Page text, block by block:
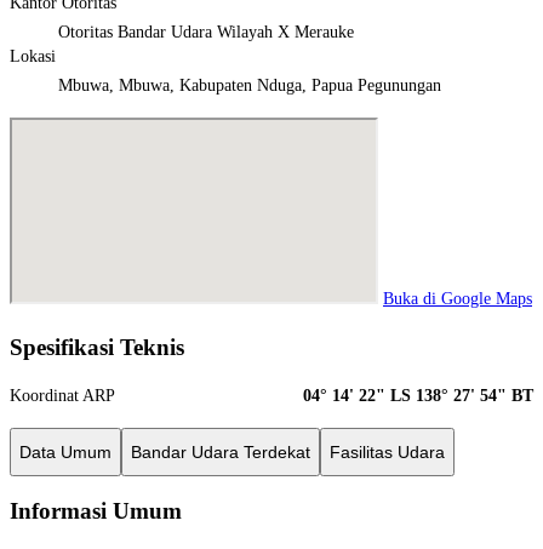
Otoritas Bandar Udara Wilayah X Merauke
Lokasi
Mbuwa, Mbuwa, Kabupaten Nduga, Papua Pegunungan
Buka di Google Maps
Spesifikasi Teknis
Koordinat ARP 04° 14' 22" LS 138° 27' 54" BT
Data Umum Bandar Udara Terdekat Fasilitas Udara
Informasi Umum